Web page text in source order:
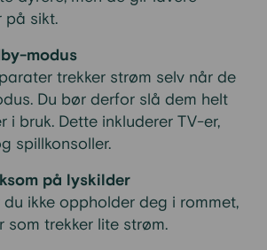
på sikt.
modus
trekker strøm selv når de
Du bør derfor slå dem helt
i bruk. Dette inkluderer TV-er,
spillkonsoller.
på lyskilder
ikke oppholder deg i rommet,
som trekker lite strøm.